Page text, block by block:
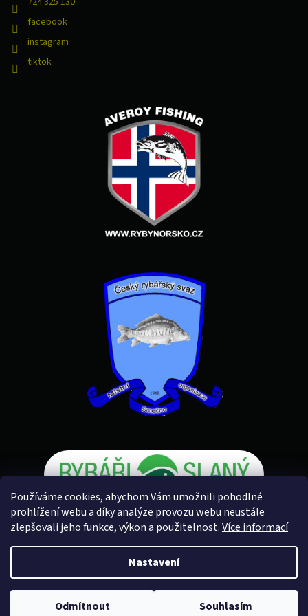
Používáme cookies, abychom Vám umožnili pohodlné
prohlížení webu a díky analýze provozu webu neustále
zlepšovali jeho funkce, výkon a použitelnost.Více informací
Nastavení
Odmítnout Souhlasím
facebook
instagram
tiktok
Copyright 2026Rybářské potřeby U Petra. Všechna práva